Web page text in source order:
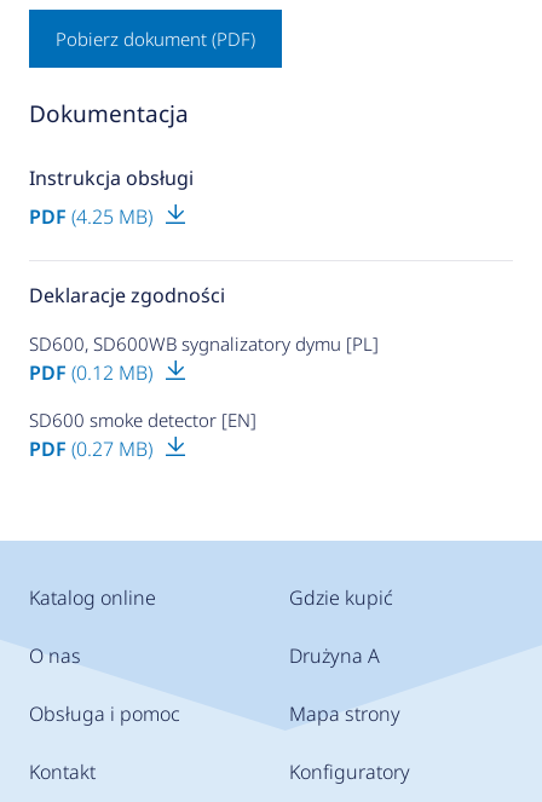
Pobierz dokument (PDF)
Dokumentacja
Instrukcja obsługi
PDF (4.25 MB)
Deklaracje zgodności
SD600, SD600WB sygnalizatory dymu [PL]
PDF (0.12 MB)
SD600 smoke detector [EN]
PDF (0.27 MB)
Katalog online
O nas
Obsługa i pomoc
Kontakt
Gdzie kupić
Drużyna A
Mapa strony
Konfiguratory